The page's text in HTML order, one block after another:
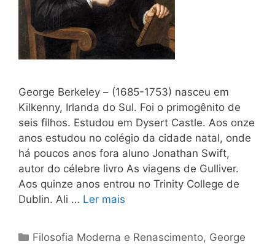
George Berkeley – (1685-1753) nasceu em
Kilkenny, Irlanda do Sul. Foi o primogênito de
seis filhos. Estudou em Dysert Castle. Aos onze
anos estudou no colégio da cidade natal, onde
há poucos anos fora aluno Jonathan Swift,
autor do célebre livro As viagens de Gulliver.
Aos quinze anos entrou no Trinity College de
Dublin. Ali … Ler mais
Categorias
Filosofia Moderna e Renascimento, George